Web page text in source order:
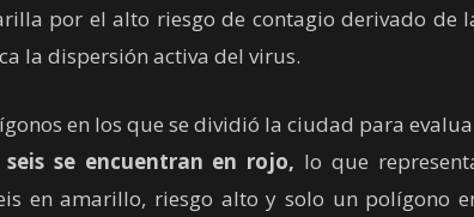
por el alto riesgo de contagio derivado de
la dispersión activa del virus.
en los que se dividió la ciudad para
seis se encuentran en rojo, lo que
en amarillo, riesgo alto y solo un polígono